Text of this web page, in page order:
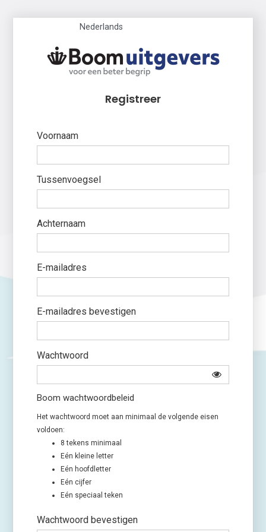
Nederlands
Registreer
Voornaam
Tussenvoegsel
Achternaam
E-mailadres
E-mailadres bevestigen
Wachtwoord
Boom wachtwoordbeleid
Het wachtwoord moet aan minimaal de volgende eisen
voldoen:
8 tekens minimaal
Eén kleine letter
Eén hoofdletter
Eén cijfer
Eén speciaal teken
Wachtwoord bevestigen